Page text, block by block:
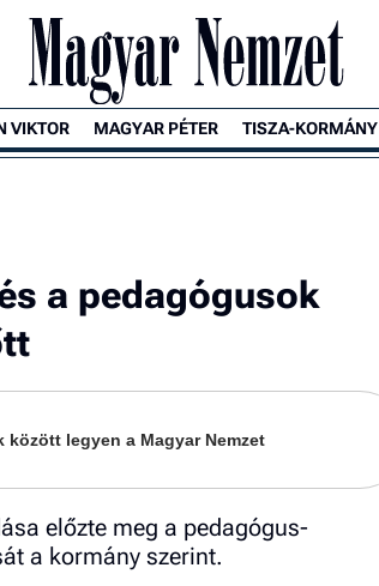
VIKTOR MAGYAR PÉTER TISZA-KORMÁNY
a pedagógusok
legyen a Magyar Nemzet
előzte meg a pedagógus-
a kormány szerint.